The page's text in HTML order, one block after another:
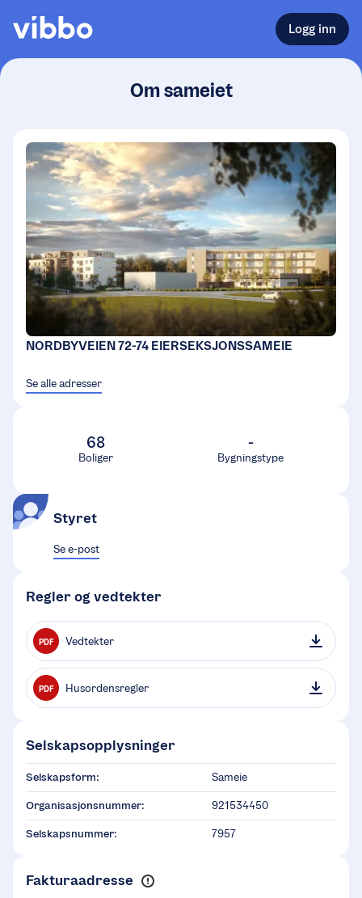
Logg inn
Om sameiet
NORDBYVEIEN 72-74 EIERSEKSJONSSAMEIE
Se alle adresser
68
Boliger
-
Bygningstype
Styret
Se e-post
Regler og vedtekter
PDF Vedtekter
PDF Husordensregler
Selskapsopplysninger
Selskapsform: Sameie
Organisasjonsnummer: 921534450
Selskapsnummer: 7957
Fakturaadresse